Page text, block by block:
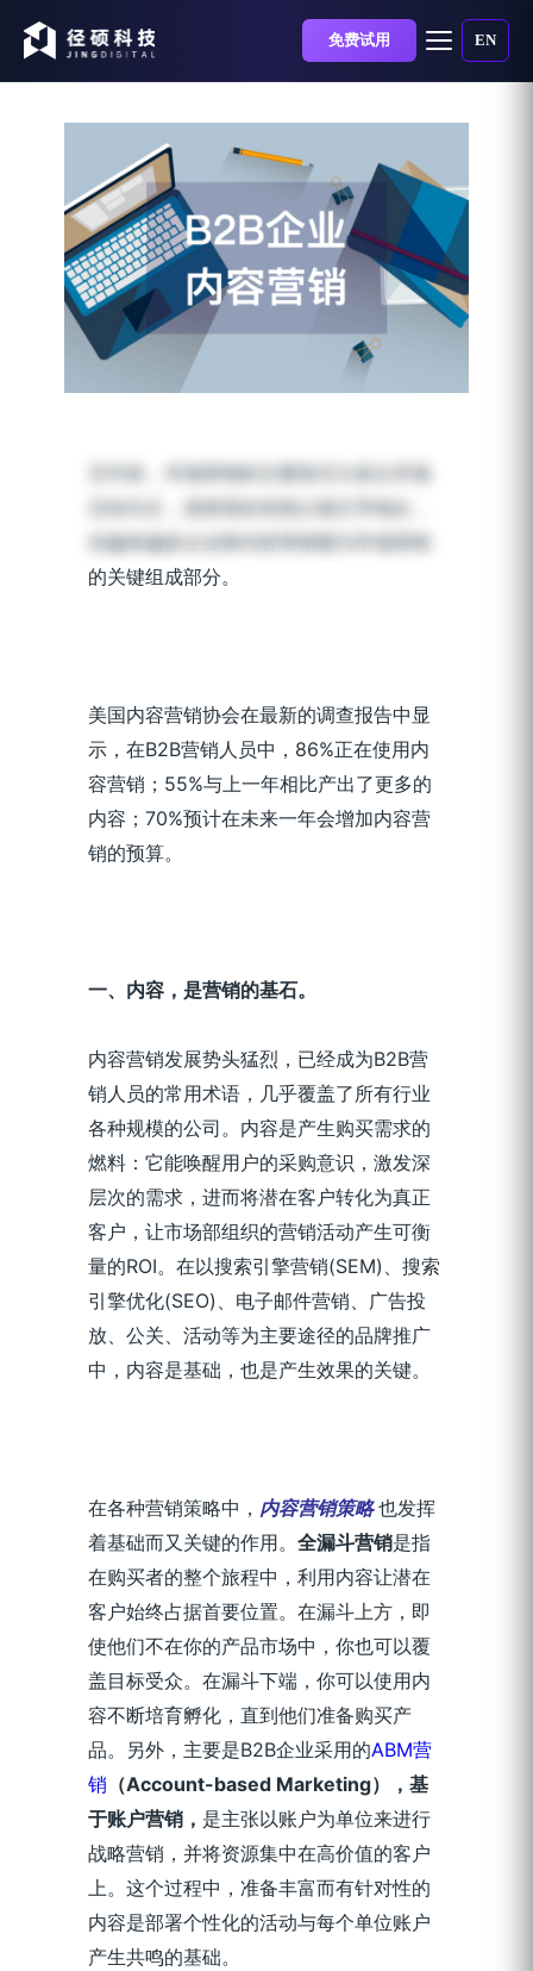
免费试用 EN
B2B企业内容营销成功案
例分享
发布时间：2019-08-01 | 阅读时长：7 分钟
五年前，市场营销的主要形式大多以市场
活动为主，虽然现在依然占据主导地位，
但越来越多企业将内容营销视为市场营销
的关键组成部分。
美国内容营销协会在最新的调查报告中显
示，在B2B营销人员中，86%正在使用内
容营销；55%与上一年相比产出了更多的
内容；70%预计在未来一年会增加内容营
销的预算。
一、内容，是营销的基石。
内容营销发展势头猛烈，已经成为B2B营
销人员的常用术语，几乎覆盖了所有行业
各种规模的公司。内容是产生购买需求的
燃料：它能唤醒用户的采购意识，激发深
层次的需求，进而将潜在客户转化为真正
客户，让市场部组织的营销活动产生可衡
量的ROI。在以搜索引擎营销(SEM)、搜索
引擎优化(SEO)、电子邮件营销、广告投
放、公关、活动等为主要途径的品牌推广
中，内容是基础，也是产生效果的关键。
在各种营销策略中， 内容营销策略也发挥
着基础而又关键的作用。 全漏斗营销是指
在购买者的整个旅程中，利用内容让潜在
客户始终占据首要位置。在漏斗上方，即
使他们不在你的产品市场中，你也可以覆
盖目标受众。在漏斗下端，你可以使用内
容不断培育孵化，直到他们准备购买产
品。另外，主要是B2B企业采用的ABM营
销 （Account-based Marketing），基
于账户营销， 是主张以账户为单位来进行
战略营销，并将资源集中在高价值的客户
上。这个过程中，准备丰富而有针对性的
内容是部署个性化的活动与每个单位账户
产生共鸣的基础。